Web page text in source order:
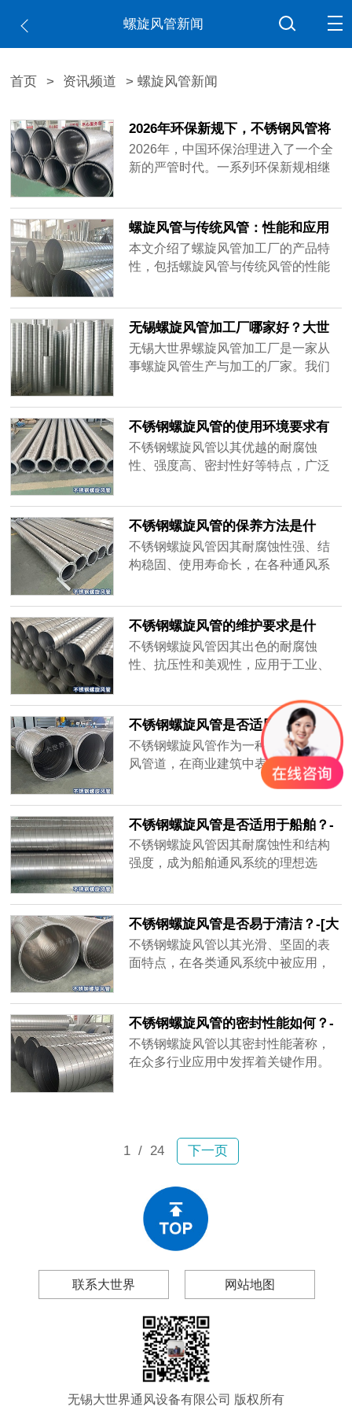
螺旋风管新闻
首页 > 资讯频道 > 螺旋风管新闻
2026年环保新规下，不锈钢风管将
成为强制标配
2026年，中国环保治理进入了一个全
新的严管时代。一系列环保新规相继
与输送核心部件的通风管道系统，其
材质标准正面临前所未有的升级压
力。在这一背景下，不锈钢风管凭借
耐腐蚀性、耐久性与密封性能，正在
螺旋风管与传统风管：性能和应用
对比解析
本文介绍了螺旋风管加工厂的产品特
性，包括螺旋风管与传统风管的性能
型。
无锡螺旋风管加工厂哪家好？大世
界螺旋风管品质好
无锡大世界螺旋风管加工厂是一家从
事螺旋风管生产与加工的厂家。我们
凭借设备和技术，我们的产品在市场
上享有良好的声誉。选择我们，确保
您的工程拥有优质的螺旋风管解决方
案。
不锈钢螺旋风管的使用环境要求有
哪些？-[大世界]
不锈钢螺旋风管以其优越的耐腐蚀
性、强度高、密封性好等特点，广泛
境要求，才能充分发挥不锈钢螺旋风
管的优势。
不锈钢螺旋风管的保养方法是什
么？-[大世界]
不锈钢螺旋风管因其耐腐蚀性强、结
构稳固、使用寿命长，在各种通风系
是确保其长时间稳定运行的关键。
不锈钢螺旋风管的维护要求是什
么？-[大世界]
不锈钢螺旋风管因其出色的耐腐蚀
性、抗压性和美观性，应用于工业、
锈钢螺旋风管表现优异，但为了确保
其长期运行，定期维护仍是需要的。
不锈钢螺旋风管是否适用于商业建
筑？-[大世界]
不锈钢螺旋风管作为一种高性能的通
风管道，在商业建筑中表现出色，尤
其适用于对通风系统有着高要求的现
不锈钢螺旋风管是否适用于船舶？-
[大世界]
不锈钢螺旋风管因其耐腐蚀性和结构
强度，成为船舶通风系统的理想选
环境的挑战而设计，能够在高盐度、
高湿度的环境中长期保持优异性能，
确保船舶内部空气流通顺畅。
不锈钢螺旋风管是否易于清洁？-[大
世界]
不锈钢螺旋风管以其光滑、坚固的表
面特点，在各类通风系统中被应用，
限公司生产的不锈钢螺旋风管，凭借
其不锈钢材质和精良的制造工艺，确
保了风管在使用过程中保持清洁和卫
生。
不锈钢螺旋风管的密封性能如何？-
[大世界]
不锈钢螺旋风管以其密封性能著称，
在众多行业应用中发挥着关键作用。
1 / 24 下一页
联系大世界 网站地图
无锡大世界通风设备有限公司 版权所有